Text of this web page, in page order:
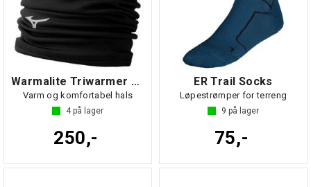
Warmalite Triwarmer Sort NS
Varm og komfortabel hals
4på lager
250,-
ER Trail Socks
Løpestrømper for terreng
9 på lager
75,-